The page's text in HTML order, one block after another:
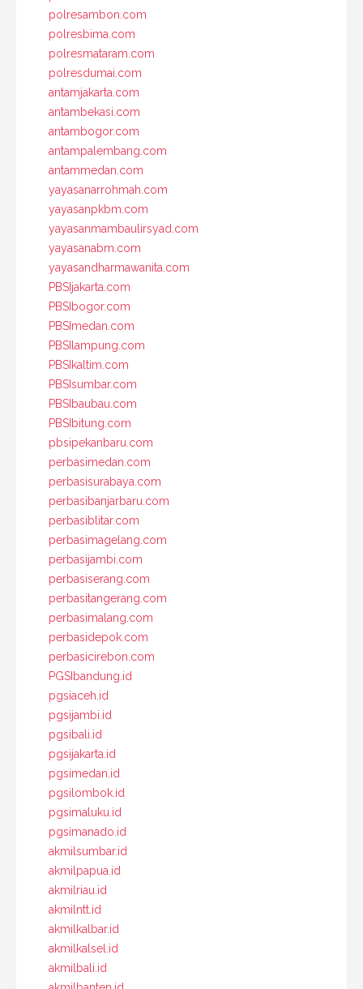
polresambon.com
polresbima.com
polresmataram.com
polresdumai.com
antamjakarta.com
antambekasi.com
antambogor.com
antampalembang.com
antammedan.com
yayasanarrohmah.com
yayasanpkbm.com
yayasanmambaulirsyad.com
yayasanabm.com
yayasandharmawanita.com
PBSIjakarta.com
PBSIbogor.com
PBSImedan.com
PBSIlampung.com
PBSIkaltim.com
PBSIsumbar.com
PBSIbaubau.com
PBSIbitung.com
pbsipekanbaru.com
perbasimedan.com
perbasisurabaya.com
perbasibanjarbaru.com
perbasiblitar.com
perbasimagelang.com
perbasijambi.com
perbasiserang.com
perbasitangerang.com
perbasimalang.com
perbasidepok.com
perbasicirebon.com
PGSIbandung.id
pgsiaceh.id
pgsijambi.id
pgsibali.id
pgsijakarta.id
pgsimedan.id
pgsilombok.id
pgsimaluku.id
pgsimanado.id
akmilsumbar.id
akmilpapua.id
akmilriau.id
akmilntt.id
akmilkalbar.id
akmilkalsel.id
akmilbali.id